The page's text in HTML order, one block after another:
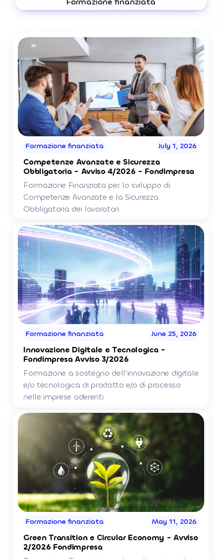
Formazione finanziata July 1, 2026
Competenze Avanzate e Sicurezza
Obbligatoria - Avviso 4/2026 - Fondimpresa
Formazione Finanziata per lo sviluppo di
Competenze Avanzate e la Sicurezza
Obbligatoria dei lavoratori.
Formazione finanziata June 25, 2026
Innovazione Digitale e Tecnologica -
Fondimpresa Avviso 3/2026
Formazione a sostegno dell’innovazione digitale
e/o tecnologica di prodotto e/o di processo
nelle imprese aderenti.
Formazione finanziata May 11, 2026
Green Transition e Circular Economy - Avviso
2/2026 Fondimpresa